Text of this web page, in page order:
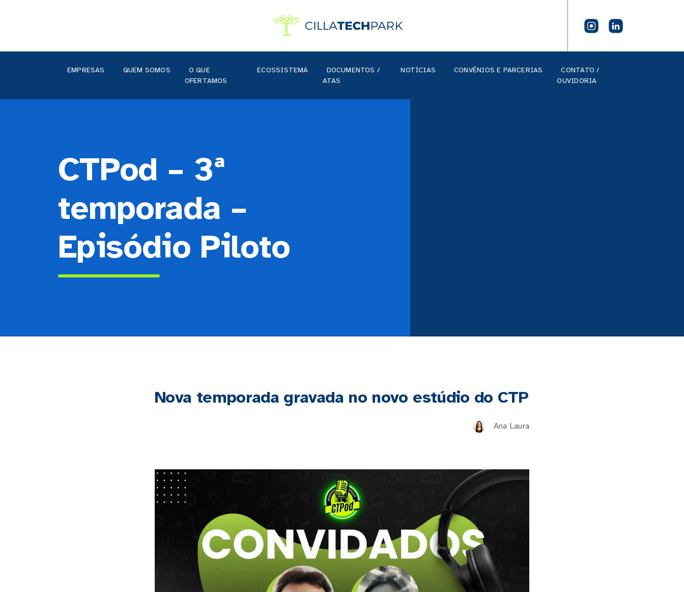
EMPRESAS QUEM SOMOS
O QUE
OFERTAMOS
ECOSSISTEMA
DOCUMENTOS /
ATAS
NOTÍCIAS CONVÊNIOS E PARCERIAS
CONTATO /
OUVIDORIA
CTPod – 3ª
temporada –
Episódio Piloto
Nova temporada gravada no novo estúdio do CTP
Ana Laura